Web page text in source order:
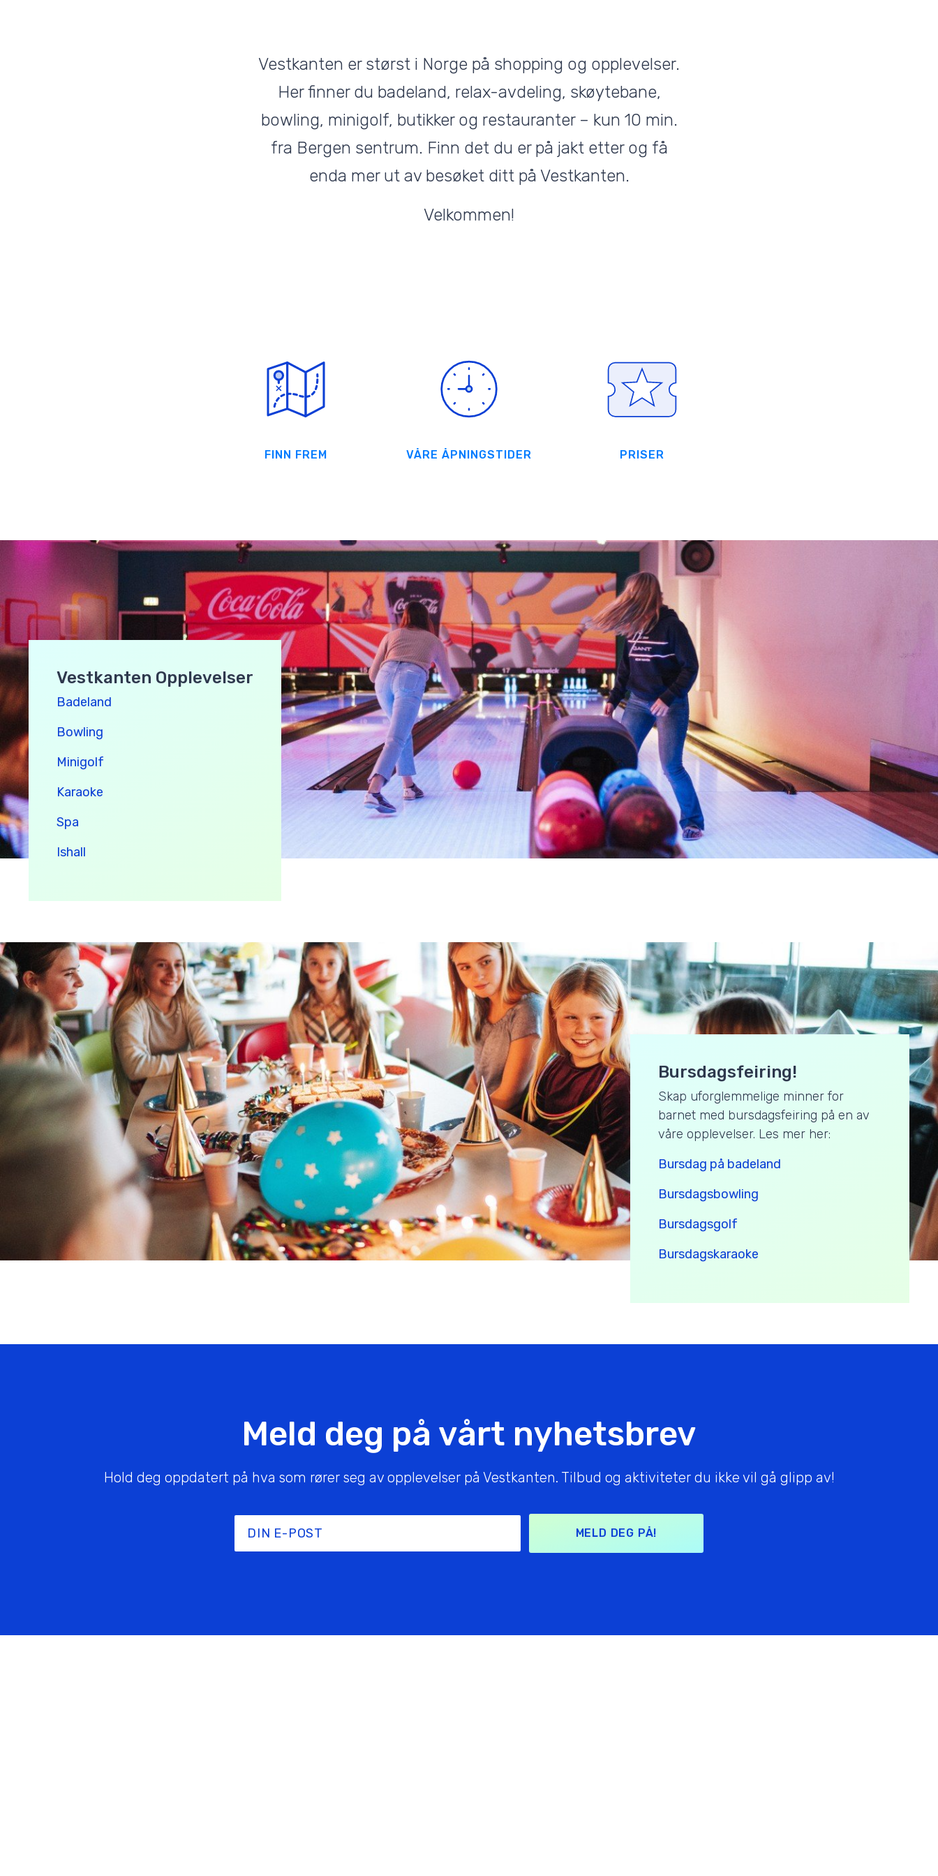
Vestkanten er størst i Norge på shopping og opplevelser.
Her finner du badeland, relax-avdeling, skøytebane,
bowling, minigolf, butikker og restauranter – kun 10 min.
fra Bergen sentrum. Finn det du er på jakt etter og få
enda mer ut av besøket ditt på Vestkanten.
Velkommen!
FINN FREM VÅRE ÅPNINGSTIDER PRISER
Vestkanten Opplevelser
Badeland
Bowling
Minigolf
Karaoke
Spa
Ishall
Bursdagsfeiring!
Skap uforglemmelige minner for
barnet med bursdagsfeiring på en av
våre opplevelser. Les mer her:
Bursdag på badeland
Bursdagsbowling
Bursdagsgolf
Bursdagskaraoke
Meld deg på vårt nyhetsbrev
Hold deg oppdatert på hva som rører seg av opplevelser på Vestkanten. Tilbud og aktiviteter du ikke vil gå glipp av!
MELD DEG PÅ!